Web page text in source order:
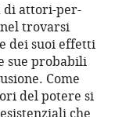
di attori-per-
trovarsi
dei suoi effetti
sue probabili
Come
del potere si
che